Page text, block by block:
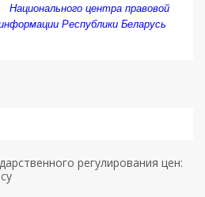
Национального центра правовой
Республики Беларусь
регулирования цен: